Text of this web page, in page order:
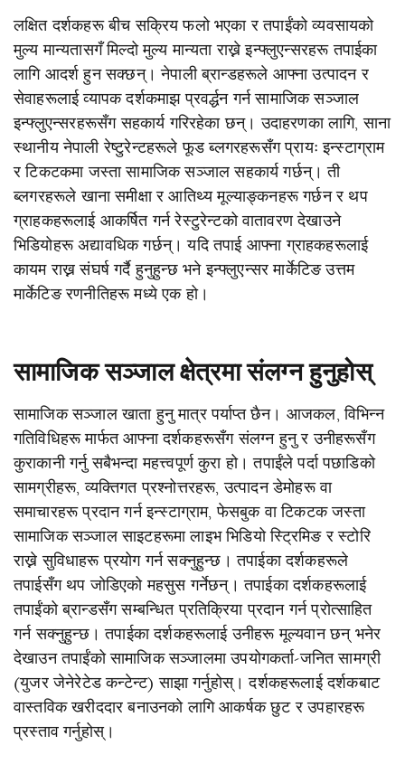
लक्षित दर्शकहरू बीच सक्रिय फलो भएका र तपाईंको व्यवसायको
मुल्य मान्यतासगँ मिल्दो मुल्य मान्यता राख्ने इन्फ्लुएन्सरहरू तपाईका
लागि आदर्श हुन सक्छन्। नेपाली ब्रान्डहरूले आफ्ना उत्पादन र
सेवाहरूलाई व्यापक दर्शकमाझ प्रवर्द्धन गर्न सामाजिक सञ्जाल
इन्फ्लुएन्सरहरूसँग सहकार्य गरिरहेका छन्। उदाहरणका लागि, साना
स्थानीय नेपाली रेष्टुरेन्टहरूले फूड ब्लगरहरूसँग प्रायः इन्स्टाग्राम
र टिकटकमा जस्ता सामाजिक सञ्जाल सहकार्य गर्छन्। ती
ब्लगरहरूले खाना समीक्षा र आतिथ्य मूल्याङ्कनहरू गर्छन र थप
ग्राहकहरूलाई आकर्षित गर्न रेस्टुरेन्टको वातावरण देखाउने
भिडियोहरू अद्यावधिक गर्छन्। यदि तपाई आफ्ना ग्राहकहरूलाई
कायम राख्न संघर्ष गर्दै हुनुहुन्छ भने इन्फ्लुएन्सर मार्केटिङ उत्तम
मार्केटिङ रणनीतिहरू मध्ये एक हो।
सामाजिक सञ्जाल क्षेत्रमा संलग्न हुनुहोस्
सामाजिक सञ्जाल खाता हुनु मात्र पर्याप्त छैन। आजकल, विभिन्न
गतिविधिहरू मार्फत आफ्ना दर्शकहरूसँग संलग्न हुनु र उनीहरूसँग
कुराकानी गर्नु सबैभन्दा महत्त्वपूर्ण कुरा हो। तपाईंले पर्दा पछाडिको
सामग्रीहरू, व्यक्तिगत प्रश्नोत्तरहरू, उत्पादन डेमोहरू वा
समाचारहरू प्रदान गर्न इन्स्टाग्राम, फेसबुक वा टिकटक जस्ता
सामाजिक सञ्जाल साइटहरूमा लाइभ भिडियो स्ट्रिमिङ र स्टोरि
राख्ने सुविधाहरू प्रयोग गर्न सक्नुहुन्छ। तपाईका दर्शकहरूले
तपाईसँग थप जोडिएको महसुस गर्नेछन्। तपाईका दर्शकहरूलाई
तपाईंको ब्रान्डसँग सम्बन्धित प्रतिक्रिया प्रदान गर्न प्रोत्साहित
गर्न सक्नुहुन्छ। तपाईका दर्शकहरूलाई उनीहरू मूल्यवान छन् भनेर
देखाउन तपाईंको सामाजिक सञ्जालमा उपयोगकर्ता-जनित सामग्री
(युजर जेनेरेटेड कन्टेन्ट) साझा गर्नुहोस्। दर्शकहरूलाई दर्शकबाट
वास्तविक खरीददार बनाउनको लागि आकर्षक छुट र उपहारहरू
प्रस्ताव गर्नुहोस्।